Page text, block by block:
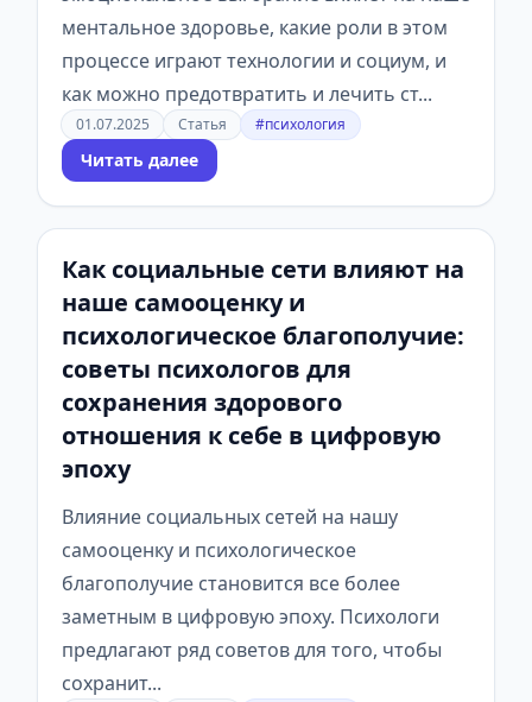
ментальное здоровье, какие роли в этом
процессе играют технологии и социум, и
как можно предотвратить и лечить ст...
01.07.2025 Статья #психология
Читать далее
Как социальные сети влияют на
наше самооценку и
психологическое благополучие:
советы психологов для
сохранения здорового
отношения к себе в цифровую
эпоху
Влияние социальных сетей на нашу
самооценку и психологическое
благополучие становится все более
заметным в цифровую эпоху. Психологи
предлагают ряд советов для того, чтобы
сохранит...